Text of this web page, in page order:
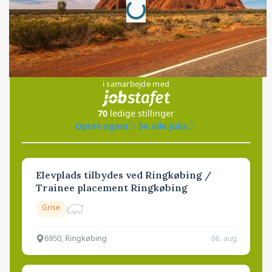
Jobs
i samarbejde med
70 ledige stillinger
Opret agent
Se alle jobs
Elevplads tilbydes ved Ringkøbing /
Trainee placement Ringkøbing
Grise
6950, Ringkøbing 06. aug.